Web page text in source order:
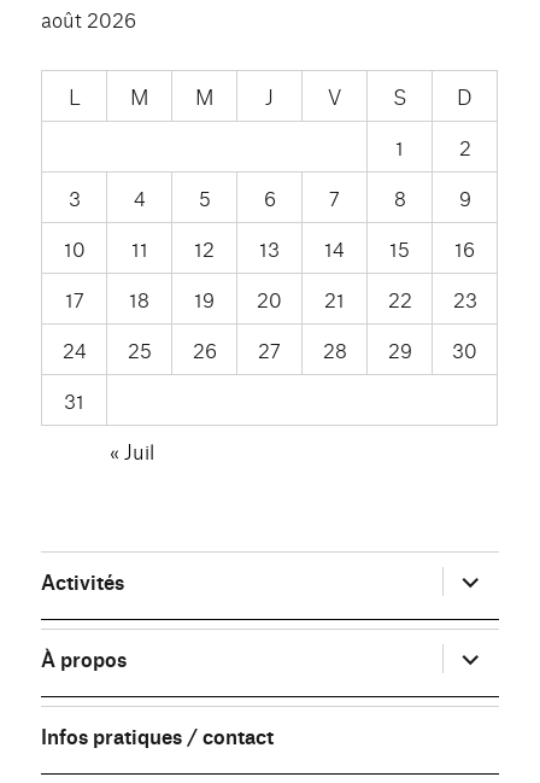
août 2026
L M M J V S
D
1
2
3
4 5 6 7 8
9
10
11 12 13 14 15
16
17
18 19 20 21 22
23
24
25 26 27 28 29
30
31
« Juil
Activités ouvrir
le
sous-
menu
À propos
ouvrir
le
sous-
menu
Infos pratiques / contact